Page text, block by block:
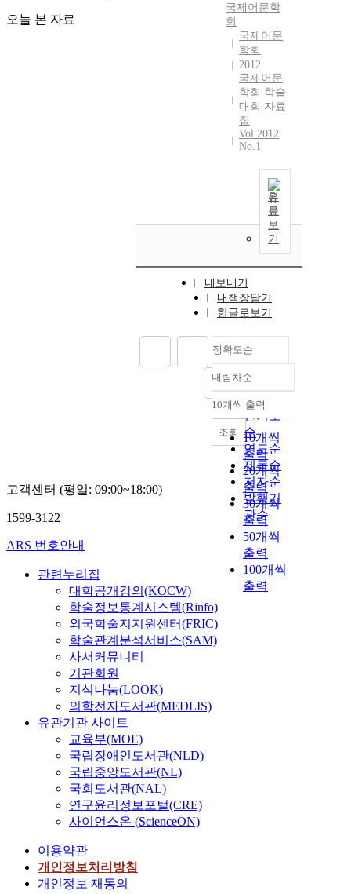
오늘 본 자료
국제어문학
회
국제어문
학회
2012
국제어문
학회 학술
대회 자료
집
Vol.2012
No.1
원
문
보
기
내보내기
내책장담기
한글로보기
정확도순
정확도
순
인기도
순
연도순
제목순
저자순
발행기
관순
내림차순
내림차순
10개씩 출력
10개씩
출력
20개씩
출력
30개씩
출력
50개씩
출력
100개씩
출력
조회
고객센터 (평일: 09:00~18:00)
1599-3122
ARS 번호안내
관련누리집
대학공개강의(KOCW)
학술정보통계시스템(Rinfo)
외국학술지지원센터(FRIC)
학술관계분석서비스(SAM)
사서커뮤니티
기관회원
지식나눔(LOOK)
의학전자도서관(MEDLIS)
유관기관 사이트
교육부(MOE)
국립장애인도서관(NLD)
국립중앙도서관(NL)
국회도서관(NAL)
연구윤리정보포털(CRE)
사이언스온 (ScienceON)
이용약관
개인정보처리방침
개인정보 재동의